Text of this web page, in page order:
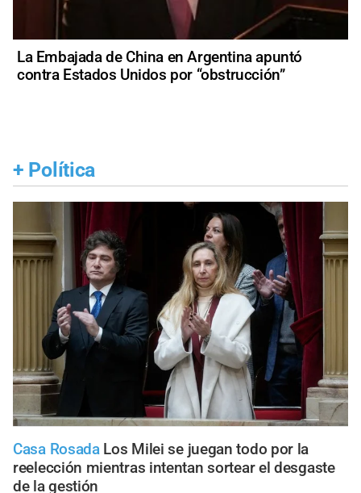
La Embajada de China en Argentina apuntó
contra Estados Unidos por “obstrucción”
+ Política
Casa Rosada Los Milei se juegan todo por la
reelección mientras intentan sortear el desgaste
de la gestión